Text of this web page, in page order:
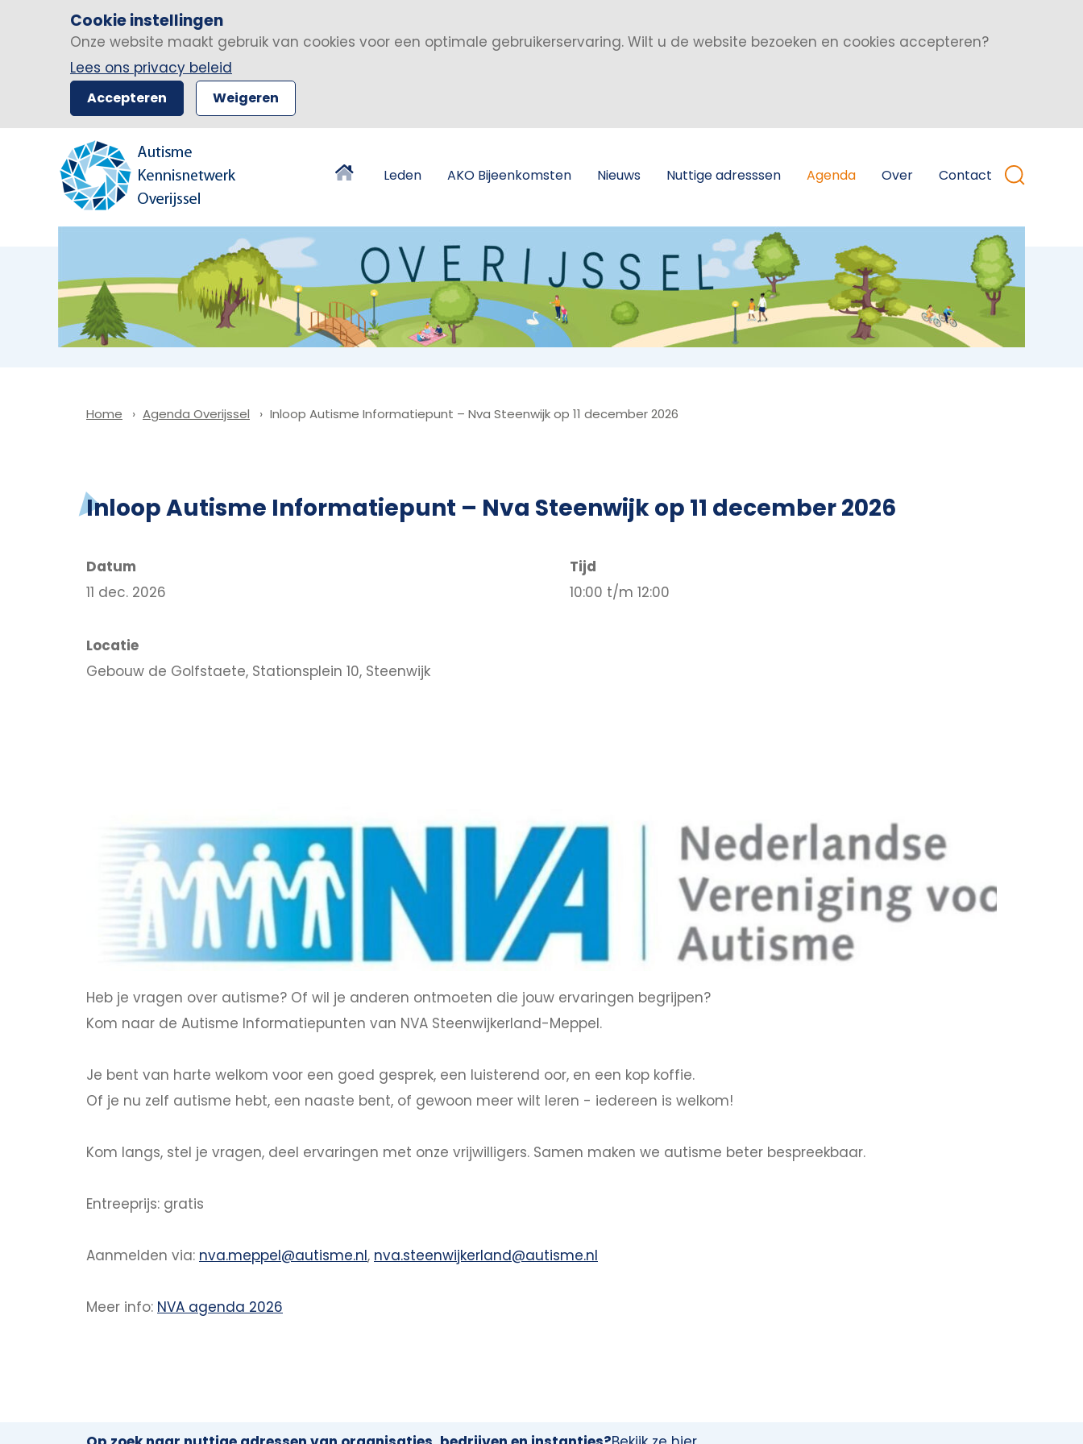
Cookie instellingen
Onze website maakt gebruik van cookies voor een optimale gebruikerservaring. Wilt u de website bezoeken en cookies accepteren?
Lees ons privacy beleid
Accepteren Weigeren
Leden AKO Bijeenkomsten Nieuws Nuttige adresssen Agenda Over Contact
Home Agenda Overijssel Inloop Autisme Informatiepunt – Nva Steenwijk op 11 december 2026
Inloop Autisme Informatiepunt – Nva Steenwijk op 11 december 2026
Datum
11 dec. 2026
Tijd
10:00 t/m 12:00
Locatie
Gebouw de Golfstaete, Stationsplein 10, Steenwijk
Heb je vragen over autisme? Of wil je anderen ontmoeten die jouw ervaringen begrijpen?
Kom naar de Autisme Informatiepunten van NVA Steenwijkerland-Meppel.
Je bent van harte welkom voor een goed gesprek, een luisterend oor, en een kop koffie.
Of je nu zelf autisme hebt, een naaste bent, of gewoon meer wilt leren - iedereen is welkom!
Kom langs, stel je vragen, deel ervaringen met onze vrijwilligers. Samen maken we autisme beter bespreekbaar.
Entreeprijs: gratis
Aanmelden via: nva.meppel@autisme.nl, nva.steenwijkerland@autisme.nl
Meer info: NVA agenda 2026